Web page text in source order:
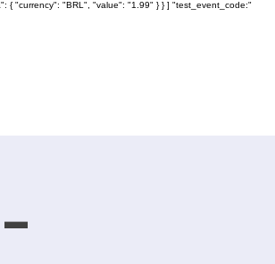
{ "currency": "BRL", "value": "1.99" } } ] "test_event_code:"